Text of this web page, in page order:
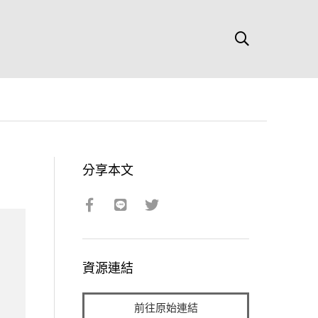
分享本文
資源連結
前往原始連結